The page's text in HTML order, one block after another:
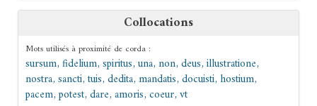
Collocations
Mots utilisés à proximité de corda:
sursum,fidelium,spiritus,una,non,deus,illustratione,
nostra,sancti,tuis,dedita,mandatis,docuisti,hostium,
pacem,potest,dare,amoris,coeur,vt